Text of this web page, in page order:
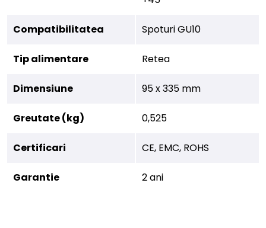
Compatibilitatea Spoturi GU10
Tip alimentare Retea
Dimensiune 95 x 335 mm
Greutate (kg) 0,525
Certificari CE, EMC, ROHS
Garantie 2 ani